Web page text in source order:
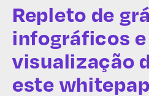
Repleto de
infográficos e
visualização
este